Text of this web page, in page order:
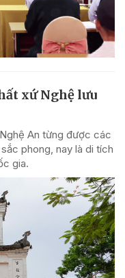
xứ Nghệ lưu
An từng được các
phong, nay là di tích
gia.